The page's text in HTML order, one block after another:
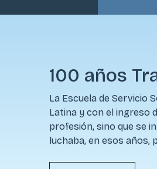
100 años
La Escuela de Servicio
Latina y con el ingreso
profesión, sino que se
luchaba, en esos años,